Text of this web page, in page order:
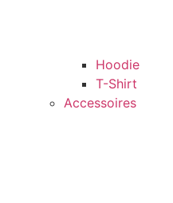
Hoodie
T-Shirt
Accessoires